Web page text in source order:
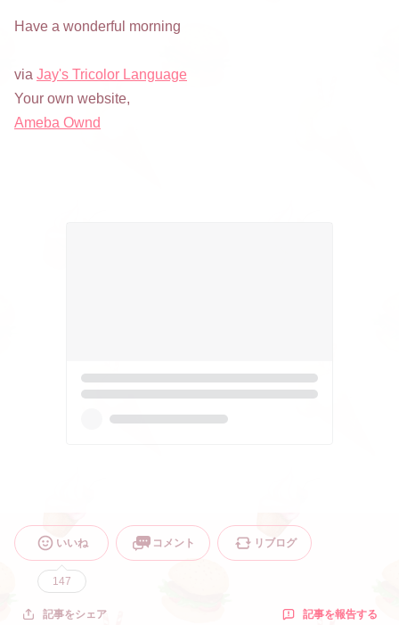
Have a wonderful morning
via Jay's Tricolor Language
Your own website,
Ameba Ownd
いいね
147
コメント リブログ
記事をシェア 記事を報告する